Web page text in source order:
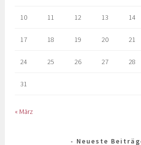
10 11 12 13 14
17 18 19 20 21
24 25 26 27 28
31
« März
Neueste